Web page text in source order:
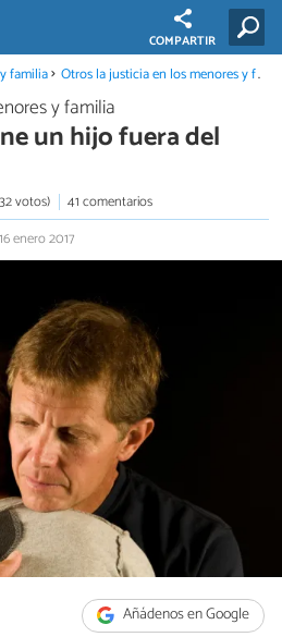
COMPARTIR
familia Otros la justicia en los menores y familia
y familia
un hijo fuera del
votos)
41 comentarios
enero 2017
Añádenos en Google